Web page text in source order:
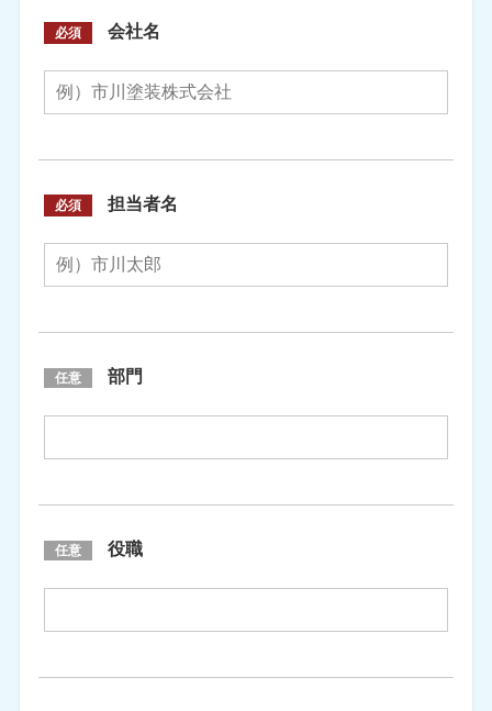
必須 会社名
必須 担当者名
任意 部門
任意 役職